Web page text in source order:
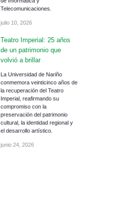
Telecomunicaciones.
julio 10, 2026
Teatro Imperial: 25 años
de un patrimonio que
volvió a brillar
La Universidad de Nariño
conmemora veinticinco años de
la recuperación del Teatro
Imperial, reafirmando su
compromiso con la
preservación del patrimonio
cultural, la identidad regional y
el desarrollo artístico.
junio 24, 2026